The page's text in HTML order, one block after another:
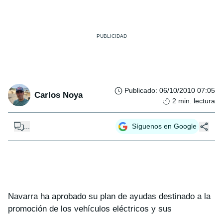
Carlos Noya Publicado: 06/10/2010 07:05
2 min. lectura
... Síguenos en Google
Navarra ha aprobado su plan de ayudas destinado a la
promoción de los vehículos eléctricos y sus